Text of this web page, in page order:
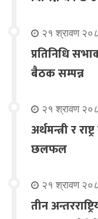
२१ श्रावण
प्रतिनिधि
बैठक सम्पन्न
२१ श्रावण
अर्थमन्त्री र
छलफल
२१ श्रावण
तीन